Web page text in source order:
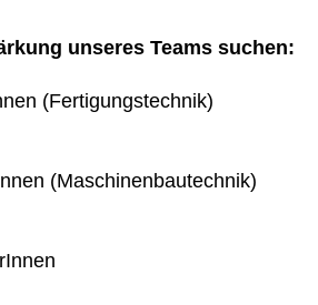
unseres Teams suchen:
(Fertigungstechnik)
(Maschinenbautechnik)